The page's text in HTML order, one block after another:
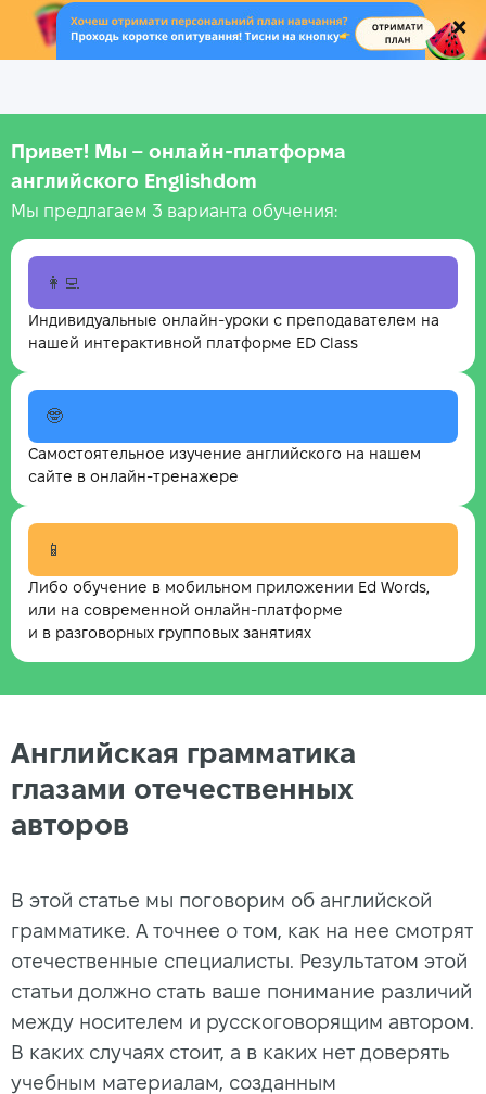
.
Привет! Мы – онлайн‑платформа
английского Englishdom
Мы предлагаем 3 варианта обучения:
👩‍💻
Индивидуальные онлайн-уроки с преподавателем на
нашей интерактивной платформе ED Class
🤓
Самостоятельное изучение английского на нашем
сайте в онлайн-тренажере
📱
Либо обучение в мобильном приложении Ed Words,
или на современной онлайн-платформе
и в разговорных групповых занятиях
Английская грамматика
глазами отечественных
авторов
В этой статье мы поговорим об английской
грамматике. А точнее о том, как на нее смотрят
отечественные специалисты. Результатом этой
статьи должно стать ваше понимание различий
между носителем и русскоговорящим автором.
В каких случаях стоит, а в каких нет доверять
учебным материалам, созданным